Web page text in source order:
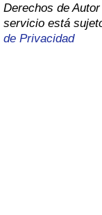
Derechos de
servicio está
de Privacidad
Índice de